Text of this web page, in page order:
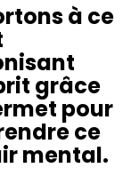
à ce
grâce
pour
ce
mental.